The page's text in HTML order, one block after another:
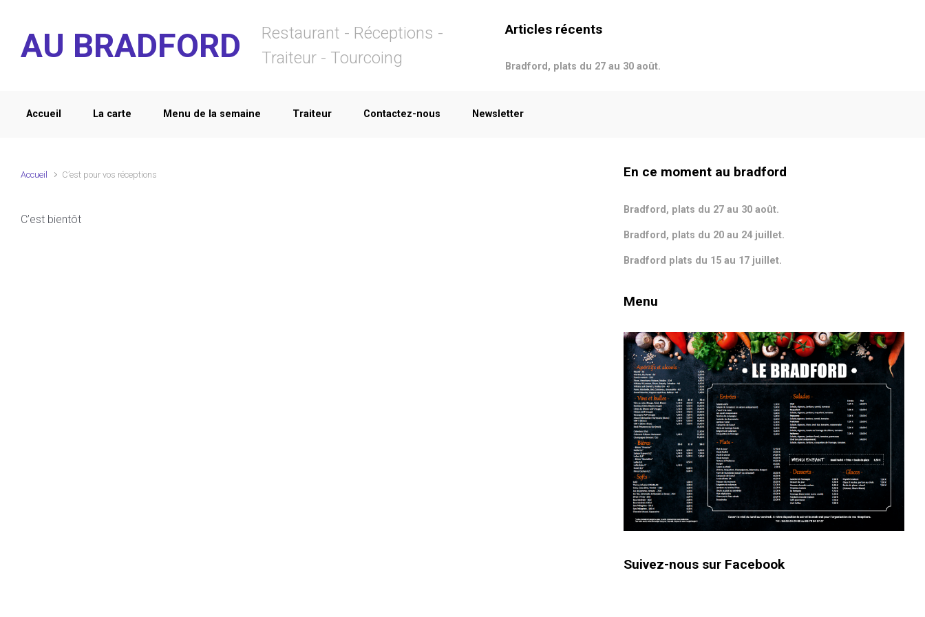
Articles récents
Bradford, plats du 27 au 30 août.
AU BRADFORD
Restaurant - Réceptions -
Traiteur - Tourcoing
Accueil La carte Menu de la semaine Traiteur Contactez-nous Newsletter
Accueil C’est pour vos réceptions
C’est bientôt
En ce moment au bradford
Bradford, plats du 27 au 30 août.
Bradford, plats du 20 au 24 juillet.
Bradford plats du 15 au 17 juillet.
Menu
Suivez-nous sur Facebook